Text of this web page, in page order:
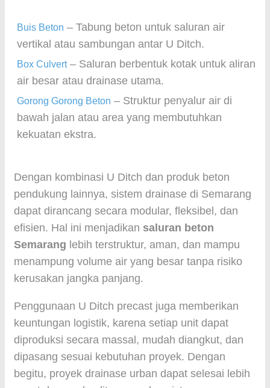
Buis Beton – Tabung beton untuk saluran air
vertikal atau sambungan antar U Ditch.
Box Culvert– Saluran berbentuk kotak untuk aliran
air besar atau drainase utama.
Gorong Gorong Beton – Struktur penyalur air di
bawah jalan atau area yang membutuhkan
kekuatan ekstra.
Dengan kombinasi U Ditch dan produk beton
pendukung lainnya, sistem drainase di Semarang
dapat dirancang secara modular, fleksibel, dan
efisien. Hal ini menjadikan saluran beton
Semarang lebih terstruktur, aman, dan mampu
menampung volume air yang besar tanpa risiko
kerusakan jangka panjang.
Penggunaan U Ditch precast juga memberikan
keuntungan logistik, karena setiap unit dapat
diproduksi secara massal, mudah diangkut, dan
dipasang sesuai kebutuhan proyek. Dengan
begitu, proyek drainase urban dapat selesai lebih